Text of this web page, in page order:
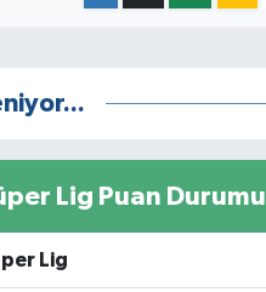
Lig Puan Durumu
Lig